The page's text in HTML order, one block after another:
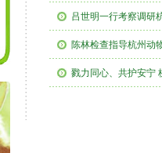
吕世明一行考察调研
陈林检查指导杭州动
戮力同心、共护安宁